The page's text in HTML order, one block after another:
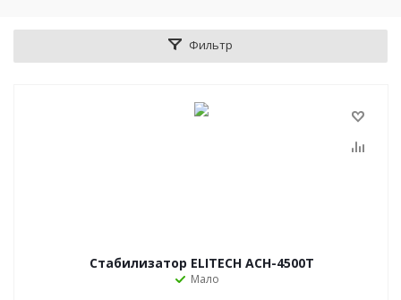
Фильтр
Стабилизатор ELITECH АСН-4500Т
Мало